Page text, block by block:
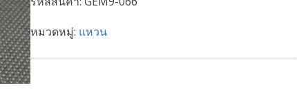
ที่
66
ชิ้น
หมวดหมู่: แหวน